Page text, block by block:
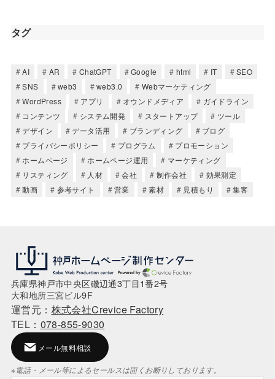
タグ
AI AR ChatGPT Google html IT
SEO
SNS
web3 web3.0
Webマーケティング
WordPress
アプリ オウンドメディア
ガイドライン
コンテンツ
システム開発 スタートアップ
ツール
デザイン
データ活用 ブランディング
ブログ
プライバシーポリシー
プログラム
プロモーション
ホームページ
ホームページ運用
マーケティング
リスティング
人材 会社 制作会社
効果測定
動画
参考サイト 営業 素材 見積もり 集客
兵庫県神戸市中央区磯辺通3丁目1番2号
大和地所三宮ビル9F
運営元： 株式会社Crevice Factory
TEL： 078-855-9030
メール無料相談
※電話・メール等によるセールスは固くお断りしております。